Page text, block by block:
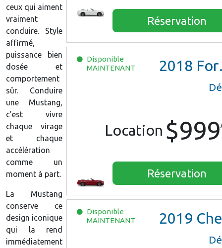
Réservation
Disponible
MAINTENANT
2018 Ford Mustang
Location $999
Réservation
Disponible
MAINTENANT
2019 Chevrolet Camaro Convertible
ceux qui aiment
vraiment
conduire. Style
affirmé,
puissance bien
dosée et
comportement
sûr. Conduire
une Mustang,
c’est vivre
chaque virage
et chaque
accélération
comme un
moment à part.
La Mustang
conserve ce
design iconique
qui la rend
immédiatement